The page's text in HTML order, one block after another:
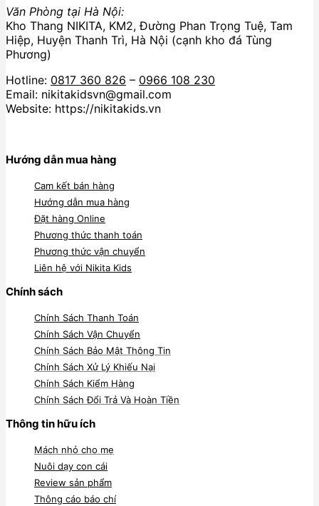
Văn Phòng tại Hà Nội:
Kho Thang NIKITA, KM2, Đường Phan Trọng Tuệ, Tam
Hiệp, Huyện Thanh Trì, Hà Nội (cạnh kho đá Tùng
Phương)
Hotline: 0817 360 826 – 0966 108 230
Email: nikitakidsvn@gmail.com
Website: https://nikitakids.vn
Hướng dẫn mua hàng
Cam kết bán hàng
Hướng dẫn mua hàng
Đặt hàng Online
Phương thức thanh toán
Phương thức vận chuyển
Liên hệ với Nikita Kids
Chính sách
Chính Sách Thanh Toán
Chính Sách Vận Chuyển
Chính Sách Bảo Mật Thông Tin
Chính Sách Xử Lý Khiếu Nại
Chính Sách Kiểm Hàng
Chính Sách Đổi Trả Và Hoàn Tiền
Thông tin hữu ích
Mách nhỏ cho mẹ
Nuôi dạy con cái
Review sản phẩm
Thông cáo báo chí